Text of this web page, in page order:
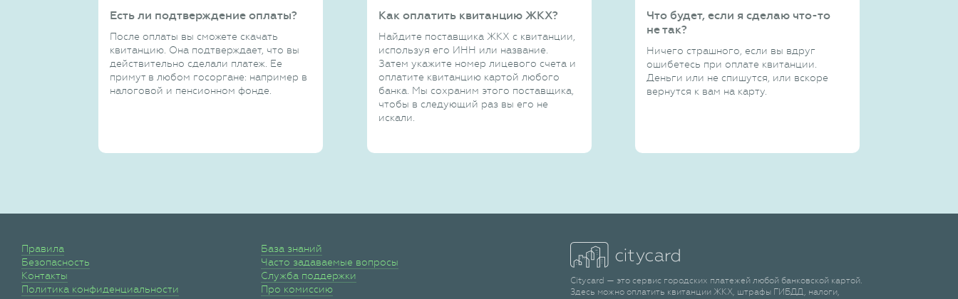
Есть ли подтверждение оплаты?
После оплаты вы сможете скачать
квитанцию. Она подтверждает, что вы
действительно сделали платеж. Ее
примут в любом госоргане: например в
налоговой и пенсионном фонде.
Как оплатить квитанцию ЖКХ?
Найдите поставщика ЖКХ с квитанции,
используя его ИНН или название.
Затем укажите номер лицевого счета и
оплатите квитанцию картой любого
банка. Мы сохраним этого поставщика,
чтобы в следующий раз вы его не
искали.
Что будет, если я сделаю что-то
не так?
Ничего страшного, если вы вдруг
ошибетесь при оплате квитанции.
Деньги или не спишутся, или вскоре
вернутся к вам на карту.
Правила
Безопасность
Контакты
Политика конфиденциальности
База знаний
Часто задаваемые вопросы
Служба поддержки
Про комиссию
Citycard — это сервис городских платежей любой банковской картой.
Здесь можно оплатить квитанции ЖКХ, штрафы ГИБДД, налоги,